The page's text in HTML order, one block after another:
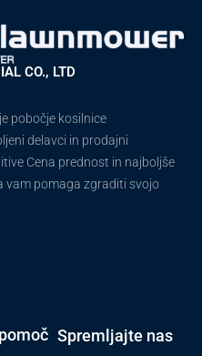
CO., LTD
pobočje kosilnice
delavci in prodajni
Cena prednost in najboljše
vam pomaga zgraditi svojo
Spremljajte nas